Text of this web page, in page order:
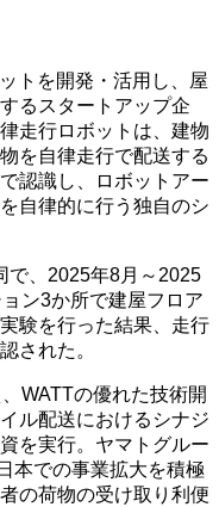
トを開発・活用し、屋
るスタートアップ企
走行ロボットは、建物
を自律走行で配送する
認識し、ロボットアー
自律的に行う独自のシ
で、2025年8月～2025
ン3か所で建屋フロア
験を行った結果、走行
された。
WATTの優れた技術開
ル配送におけるシナジ
を実行。ヤマトグルー
本での事業拡大を積極
の荷物の受け取り利便